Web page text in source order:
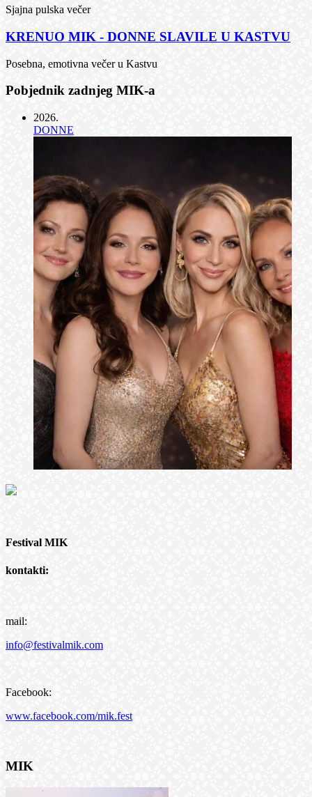
Sjajna pulska večer
KRENUO MIK - DONNE SLAVILE U KASTVU
Posebna, emotivna večer u Kastvu
Pobjednik zadnjeg MIK-a
2026.
DONNE
Festival MIK
kontakti:
mail:
info@festivalmik.com
Facebook:
www.facebook.com/mik.fest
MIK